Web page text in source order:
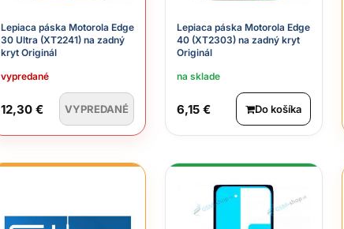
Lepiaca páska Motorola Edge
30 Ultra (XT2241) na zadný
kryt Originál
vypredané
12,30 € VYPREDANÉ
Lepiaca páska Motorola Edge
40 (XT2303) na zadný kryt
Originál
na sklade
6,15 € Do košíka